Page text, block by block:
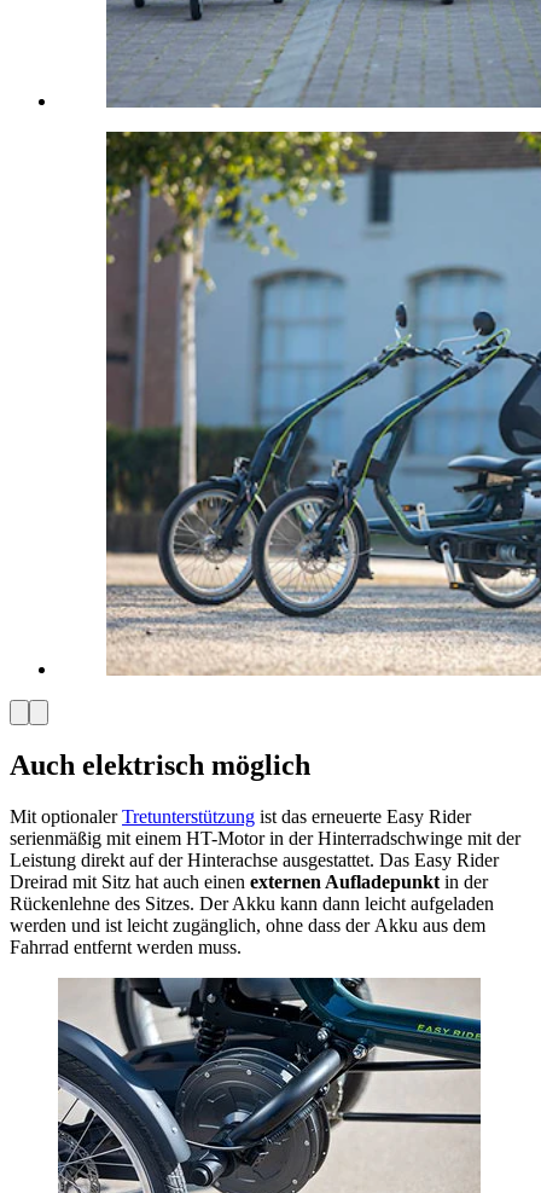
Auch elektrisch möglich
Mit optionalerTretunterstützung ist das erneuerte Easy Rider
serienmäßig mit einem HT-Motor in der Hinterradschwinge mit der
Leistung direkt auf der Hinterachse ausgestattet. Das Easy Rider
Dreirad mit Sitz hat auch einen externen Aufladepunkt in der
Rückenlehne des Sitzes. Der Akku kann dann leicht aufgeladen
werden und ist leicht zugänglich, ohne dass der Akku aus dem
Fahrrad entfernt werden muss.